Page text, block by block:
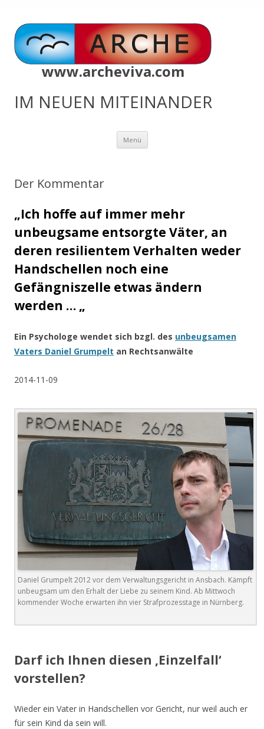
www.archeviva.com
IM NEUEN MITEINANDER
Menü Zum
springen
Der Kommentar
„Ich hoffe auf immer mehr
unbeugsame entsorgte Väter, an
deren resilientem Verhalten weder
Handschellen noch eine
Gefängniszelle etwas ändern
werden … „
Ein Psychologe wendet sich bzgl. des unbeugsamen
Vaters Daniel Grumpelt an Rechtsanwälte
2014-11-09
Daniel Grumpelt 2012 vor dem Verwaltungsgericht in Ansbach. Kämpft
unbeugsam um den Erhalt der Liebe zu seinem Kind. Ab Mittwoch
kommender Woche erwarten ihn vier Strafprozesstage in Nürnberg.
Darf ich Ihnen diesen ‚Einzelfall‘
vorstellen?
Wieder ein Vater in Handschellen vor Gericht, nur weil auch er
für sein Kind da sein will.